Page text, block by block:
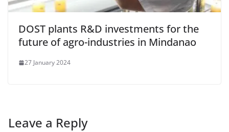
DOST plants R&D investments for the
future of agro-industries in Mindanao
27 January 2024
Leave a Reply